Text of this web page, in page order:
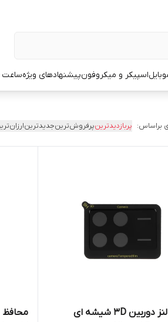
اسپیکر و میکروفونپیشنهادهای ویژهساعت
براساس: پربازدیدترینپرفروش‌ترینجدیدترین
محافظ لنز دوربین 3D شیشه ای
محافظ